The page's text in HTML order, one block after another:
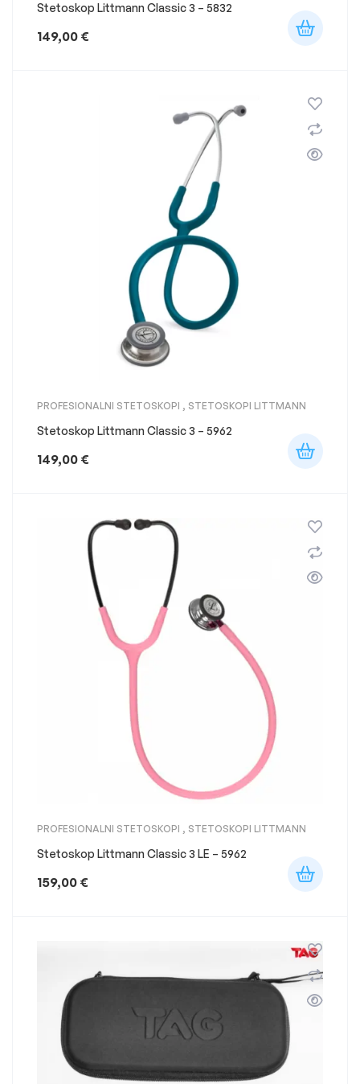
Stetoskop Littmann Classic 3 – 5832
149,00 €
PROFESIONALNI STETOSKOPI , STETOSKOPI LITTMANN
Stetoskop Littmann Classic 3 – 5962
149,00 €
PROFESIONALNI STETOSKOPI , STETOSKOPI LITTMANN
Stetoskop Littmann Classic 3 LE – 5962
159,00 €